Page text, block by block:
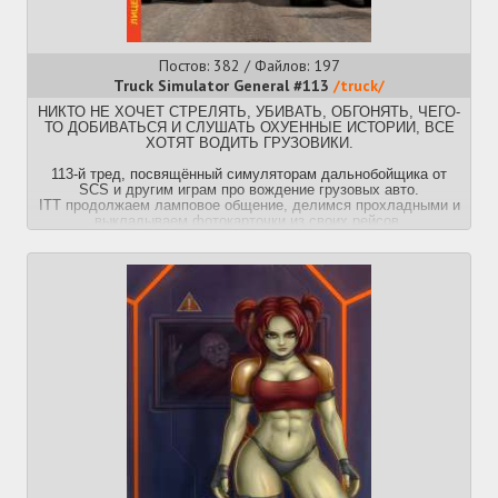
Постов: 382 / Файлов: 197
Truck Simulator General #113 /truck/
НИКТО НЕ ХОЧЕТ СТРЕЛЯТЬ, УБИВАТЬ, ОБГОНЯТЬ, ЧЕГО-
ТО ДОБИВАТЬСЯ И СЛУШАТЬ ОХУЕННЫЕ ИСТОРИИ, ВСЕ
ХОТЯТ ВОДИТЬ ГРУЗОВИКИ.
113-й тред, посвящённый симуляторам дальнобойщика от
SCS и другим играм про вождение грузовых авто.
ITT продолжаем ламповое общение, делимся прохладными и
выкладываем фотокарточки из своих рейсов.
Ждём от чехов длс в виде новых карт, автобусов и машинок.
Саберы делают кучу всякого новогоговна.
База по выбору руля: MOZA Truck Driving
https://us.mozaracing.com/products/trucking-bundle
Блог разработчиков ETS и ATS:
https://blog.scssoft.com
Купить Euro Truck Simulator 2:
https://store.steampowered.com/app/227300
Купить American Truck Simulator:
https://store.steampowered.com/app/270880
Купить SnowRunner (недоступен в РФ):